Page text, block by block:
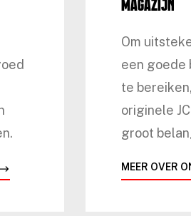
Magazijn
Om
een goede
te
originele
groot
MEER OVER